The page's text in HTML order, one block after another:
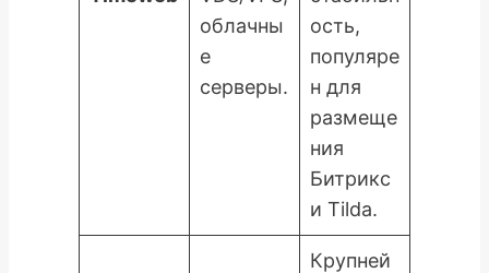
облачны
е
серверы.
ость,
популяре
н для
размеще
ния
Битрикс
и Tilda.
Крупней